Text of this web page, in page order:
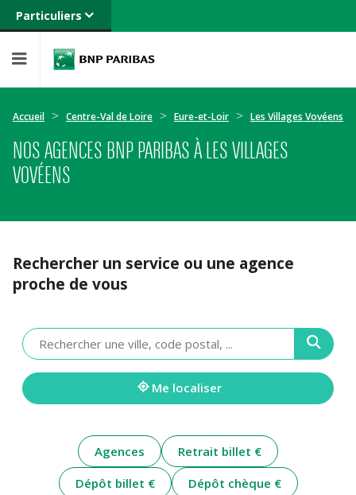
Particuliers
Banque privée
Entreprises
Accueil Centre-Val de Loire Eure-et-Loir Les Villages Vovéens
NOS AGENCES BNP PARIBAS À LES VILLAGES
VOVÉENS
Rechercher un service ou une agence
proche de vous
Veuillez
renseigner
une
adresse
Me localiser
Agences
Retrait billet €
Dépôt billet €
Dépôt chèque €